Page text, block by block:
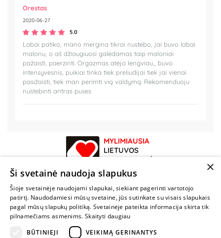
Orestas
2020-06-27
5.0
Labai patiko, mano mergina tikrai nustebo, jai buvo labai
malonu, o aš džiaugiuosi galėdamas taip maloniai
pažaisti, paerzinti. Orgazmas atėjo lengviau,, buvo
intensyvesnis, puikiai tinka tiek preliudijai tiek jai vienai
pasižaisti, tiek man perimti vią valdymą. Rekomenduoju
nustebinti antras puses
MYLIMIAUSIA
LIETUVOS
ELEKTRONINĖ
PARDUOTUVĖ
NENUSTOK
ŽAISTI
+370 600 84088
×
Ši svetainė naudoja slapukus
Šioje svetainėje naudojami slapukai, siekiant pagerinti vartotojo
patirtį. Naudodamiesi mūsų svetaine, jūs sutinkate su visais slapukais
pagal mūsų slapukų politiką. Svetainėje pateikta informacija skirta tik
pilnamečiams asmenims. Skaityti daugiau
BŪTINIEJI
VEIKIMĄ GERINANTYS